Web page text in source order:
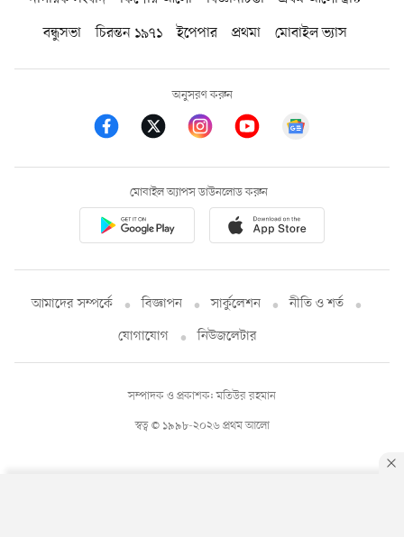
বন্ধুসভা
চিরন্তন ১৯৭১ ইপেপার প্রথমা মোবাইল ভ্যাস
অনুসরণ করুন
মোবাইল অ্যাপস ডাউনলোড করুন
আমাদের সম্পর্কে বিজ্ঞাপন সার্কুলেশন
নীতি ও শর্ত
যোগাযোগ
নিউজলেটার
স্বত্ব © ১৯৯৮-২০২৬ প্রথম আলো
সম্পাদক ও প্রকাশক: মতিউর রহমান